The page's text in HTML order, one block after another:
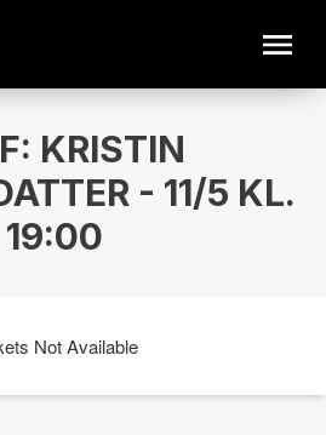
KRISTIN
- 11/5 KL.
19:00
Not Available